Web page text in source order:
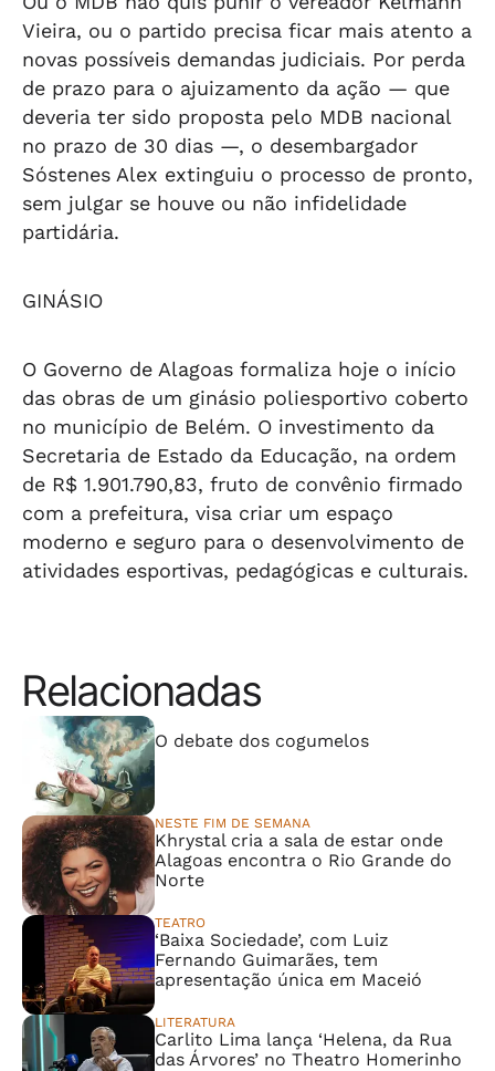
Vieira, ou o partido precisa ficar mais atento a
novas possíveis demandas judiciais. Por perda
de prazo para o ajuizamento da ação — que
deveria ter sido proposta pelo MDB nacional
no prazo de 30 dias —, o desembargador
Sóstenes Alex extinguiu o processo de pronto,
sem julgar se houve ou não infidelidade
partidária.
GINÁSIO
O Governo de Alagoas formaliza hoje o início
das obras de um ginásio poliesportivo coberto
no município de Belém. O investimento da
Secretaria de Estado da Educação, na ordem
de R$ 1.901.790,83, fruto de convênio firmado
com a prefeitura, visa criar um espaço
moderno e seguro para o desenvolvimento de
atividades esportivas, pedagógicas e culturais.
Relacionadas
O debate dos cogumelos
NESTE FIM DE SEMANA
Khrystal cria a sala de estar onde
Alagoas encontra o Rio Grande do
Norte
TEATRO
‘Baixa Sociedade’, com Luiz
Fernando Guimarães, tem
apresentação única em Maceió
LITERATURA
Carlito Lima lança ‘Helena, da Rua
das Árvores’ no Theatro Homerinho